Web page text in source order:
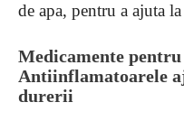
de apa, pentru a ajuta
Medicamente
Antiinflamatoarele
durerii